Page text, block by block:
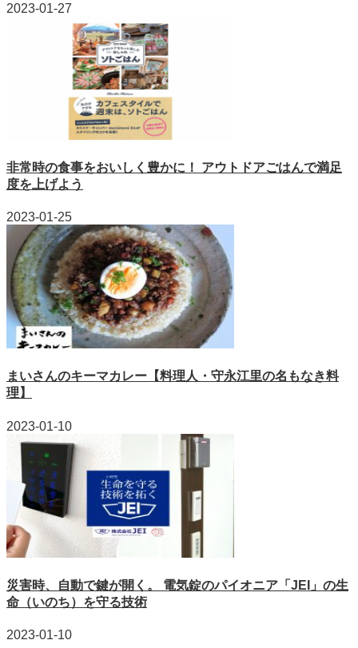
2023-01-27
非常時の食事をおいしく豊かに！ アウトドアごはんで満足
度を上げよう
2023-01-25
まいさんのキーマカレー【料理人・守永江里の名もなき料
理】
2023-01-10
災害時、自動で鍵が開く。 電気錠のパイオニア「JEI」の生
命（いのち）を守る技術
2023-01-10